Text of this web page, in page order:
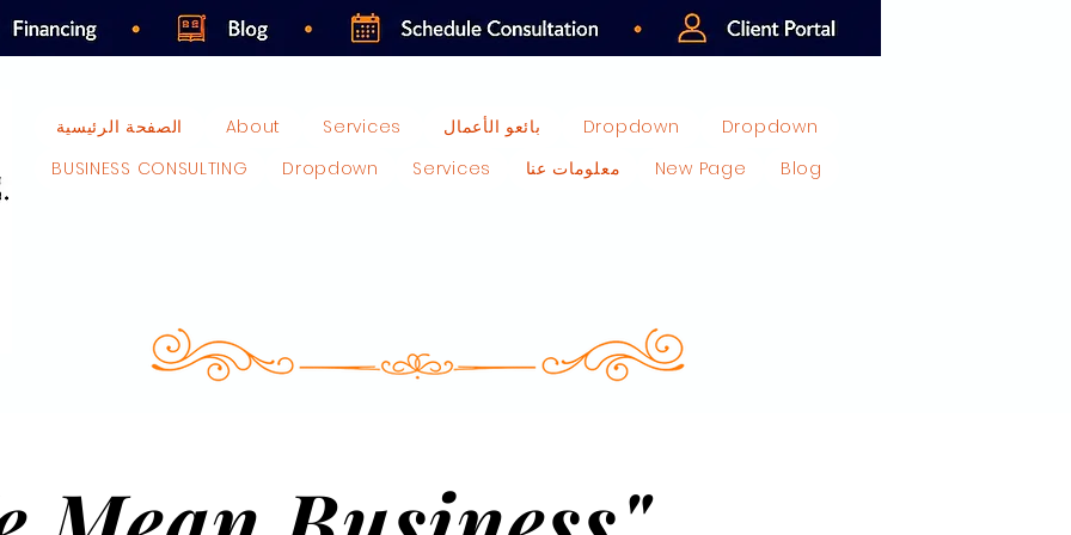
الصفحة الرئيسية About Services بائعو الأعمال Dropdown
Dropdown
BUSINESS CONSULTING
Dropdown Services معلومات عنا New Page Blog